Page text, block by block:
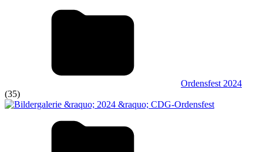
Ordensfest 2024
(35)